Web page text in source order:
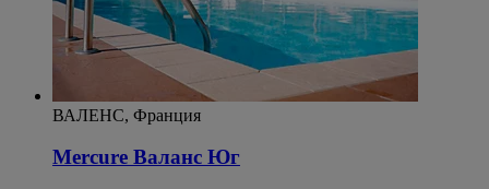
ВАЛЕНС, Франция
Mercure Валанс Юг